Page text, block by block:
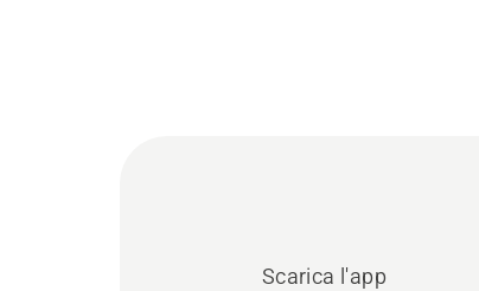
Scarica l'app